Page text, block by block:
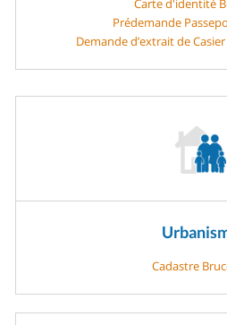
Prédemande
Demande d’extrait de
Cadastre